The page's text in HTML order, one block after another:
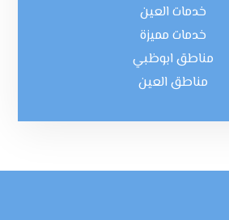
خدمات العين
خدمات مميزة
مناطق ابوظبي
مناطق العين